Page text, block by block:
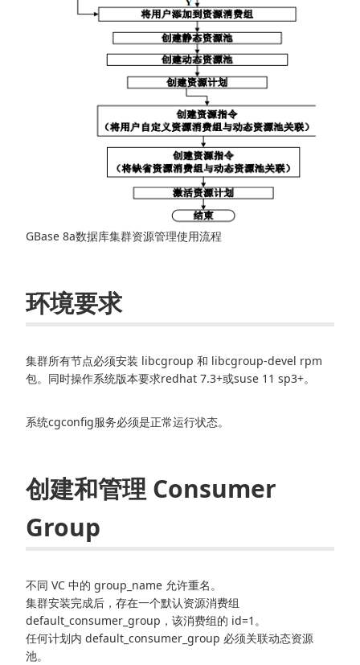
GBase 8a数据库集群资源管理使用流程
环境要求
集群所有节点必须安装 libcgroup 和 libcgroup-devel rpm
包。同时操作系统版本要求redhat 7.3+或suse 11 sp3+。
系统cgconfig服务必须是正常运行状态。
创建和管理 Consumer
Group
不同 VC 中的 group_name 允许重名。
集群安装完成后，存在一个默认资源消费组
default_consumer_group，该消费组的 id=1。
任何计划内 default_consumer_group 必须关联动态资源
池。